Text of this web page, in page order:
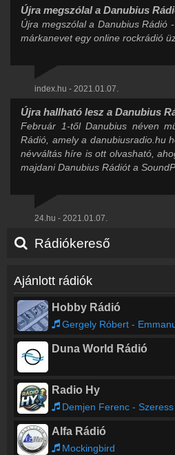
Újra megszólal a Danubius
Újra megszólal a Danubius Rádió
márkanevet egy online rockrádió
index.hu - 2021.01.07.
Újra hallható lesz a Danubius
Február 1-től Danubius néven
Rádió, amely a danubiusradio.hu
névváltás híre is ott olvasható,
majdani Danubius Rádiót a
24.hu - 2021.01.07.
Rádiókereső
Ajánlott rádiók
Hobby Rádió
Gergely Róbert -
Duna World Rádió
Radio Hy
Demjen Ferenc -
Alfa Rádió
Mockingbird